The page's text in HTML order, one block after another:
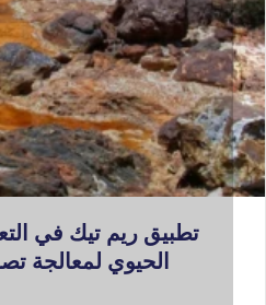
تطبيق ريم تيك في
الحيوي لمعالجة